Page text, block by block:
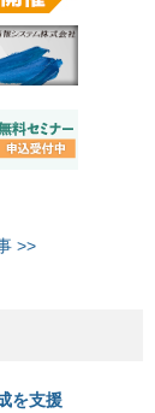
>>
を支援